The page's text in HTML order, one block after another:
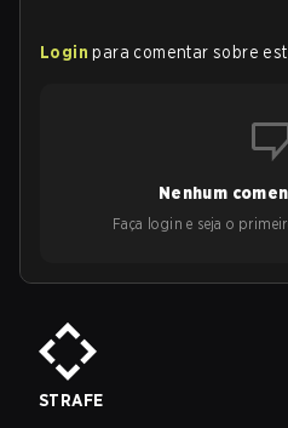
Login para comentar sobre
Nenhum
Faça login e seja o
STRAFE